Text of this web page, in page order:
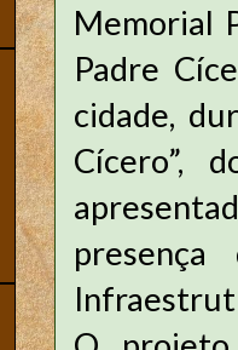
Memorial
Padre
cidade,
Cícero”,